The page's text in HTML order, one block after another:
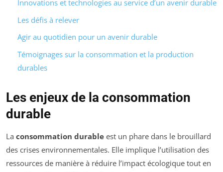
Innovations et technologies au service d’un avenir durable
Les défis à relever
Agir au quotidien pour un avenir durable
Témoignages sur la consommation et la production
durables
Les enjeux de la consommation
durable
La consommation durable est un phare dans le brouillard
des crises environnementales. Elle implique l’utilisation des
ressources de manière à réduire l’impact écologique tout en